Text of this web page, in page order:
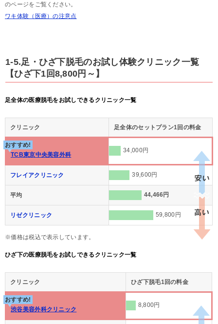
のページをご覧ください。
ワキ体験（医療）の注意点
1-5.足・ひざ下脱毛のお試し体験クリニック一覧
【ひざ下1回8,800円～】
足全体の医療脱毛をお試しできるクリニック一覧
クリニック 足全体のセットプラン1回の料金
おすすめ!
TCB東京中央美容外科
34,000円
フレイアクリニック 39,600円
平均 44,466円
リゼクリニック 59,800円
※価格は税込で表示しています。
ひざ下の医療脱毛をお試しできるクリニック一覧
クリニック ひざ下脱毛1回の料金
おすすめ!
渋谷美容外科クリニック
8,800円